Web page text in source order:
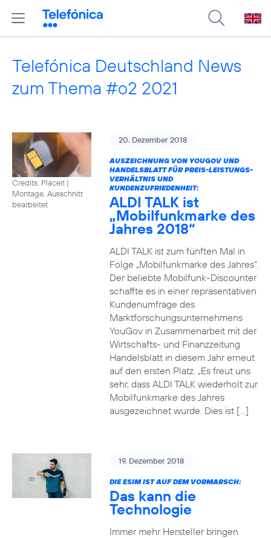
Telefónica Deutschland News
zum Thema #o2 2021
Credits: Placeit |
Montage, Ausschnitt
bearbeitet
20. Dezember 2018
AUSZEICHNUNG VON YOUGOV UND
HANDELSBLATT FÜR PREIS-LEISTUNGS-
VERHÄLTNIS UND
KUNDENZUFRIEDENHEIT:
ALDI TALK ist
„Mobilfunkmarke des
Jahres 2018“
ALDI TALK ist zum fünften Mal in
Folge „Mobilfunkmarke des Jahres“.
Der beliebte Mobilfunk-Discounter
schaffte es in einer repräsentativen
Kundenumfrage des
Marktforschungsunternehmens
YouGov in Zusammenarbeit mit der
Wirtschafts- und Finanzzeitung
Handelsblatt in diesem Jahr erneut
auf den ersten Platz. „Es freut uns
sehr, dass ALDI TALK wiederholt zur
Mobilfunkmarke des Jahres
ausgezeichnet wurde. Dies ist […]
19. Dezember 2018
DIE ESIM IST AUF DEM VORMARSCH:
Das kann die
Technologie
Immer mehr Hersteller bringen